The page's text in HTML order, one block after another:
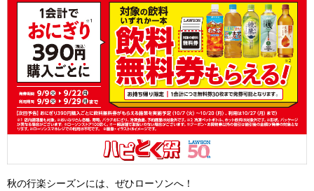
秋の行楽シーズンには、ぜひローソンへ！